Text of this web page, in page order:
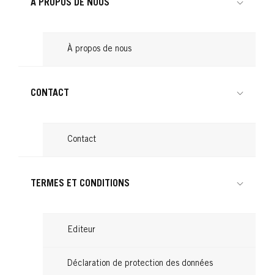
À PROPOS DE NOUS
À propos de nous
CONTACT
Contact
TERMES ET CONDITIONS
Editeur
Déclaration de protection des données